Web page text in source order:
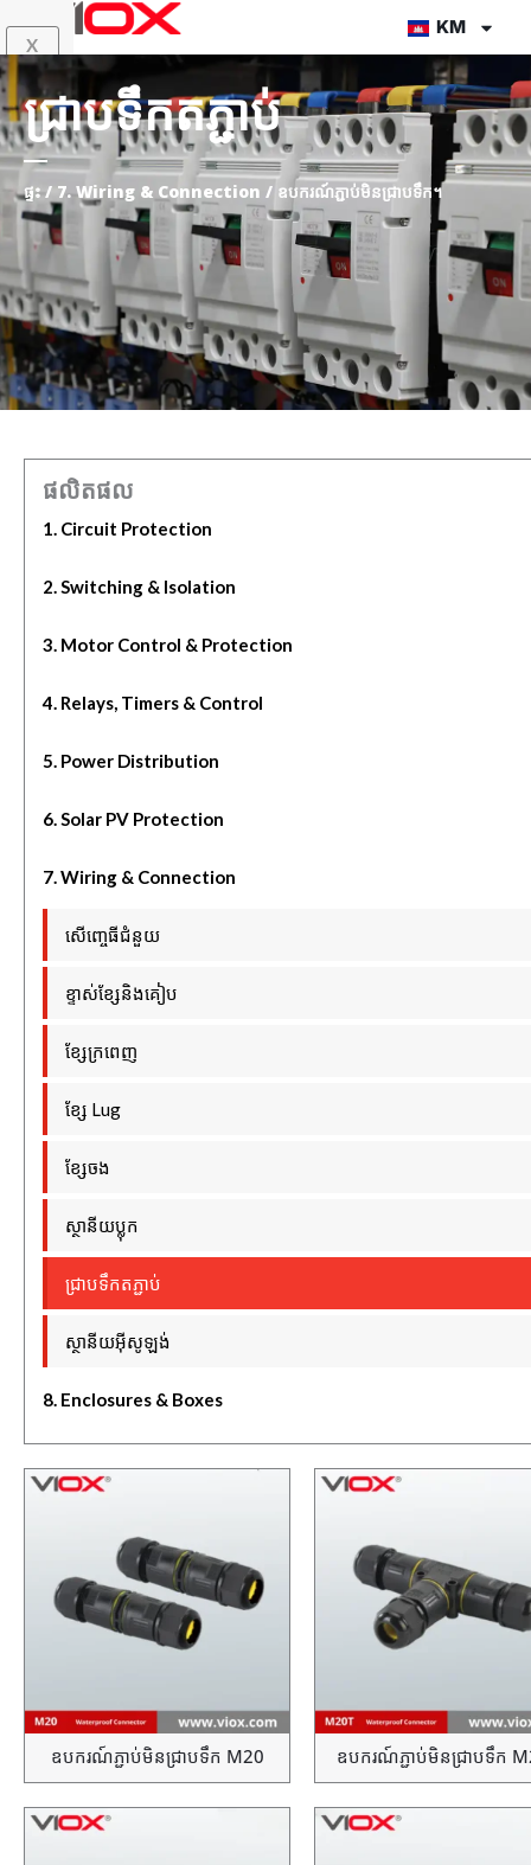
content
X
KM
ជ្រាបទឹកតភ្ជាប់
ផ្ទះ / 7. Wiring & Connection / ឧបករណ៍ភ្ជាប់មិនជ្រាបទឹក។
ផលិតផល
1. Circuit Protection
2. Switching & Isolation
3. Motor Control & Protection
4. Relays, Timers & Control
5. Power Distribution
6. Solar PV Protection
7. Wiring & Connection
សើញ្ចេធីជំនួយ
ខ្ទាស់ខ្សែនិងគៀប
ខ្សែក្រពេញ
ខ្សែ Lug
ខ្សែចង
ស្ថានីយប្លុក
ជ្រាបទឹកតភ្ជាប់
ស្ថានីយអ៊ីសូឡង់
8. Enclosures & Boxes
ឧបករណ៍ភ្ជាប់មិនជ្រាបទឹក M20 ឧបករណ៍ភ្ជាប់មិនជ្រាបទឹក